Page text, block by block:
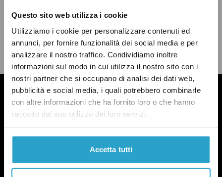
Questo sito web utilizza i cookie
Utilizziamo i cookie per personalizzare contenuti ed
annunci, per fornire funzionalità dei social media e per
analizzare il nostro traffico. Condividiamo inoltre
informazioni sul modo in cui utilizza il nostro sito con i
nostri partner che si occupano di analisi dei dati web,
pubblicità e social media, i quali potrebbero combinarle
con altre informazioni che ha fornito loro o che hanno
raccolto dal suo utilizzo dei loro servizi.
Accetta tutti
facebook
twitterwhatsapp
emailbluesky
LEGGI LA NOSTRA POLITICA DELLE CORREZIONI